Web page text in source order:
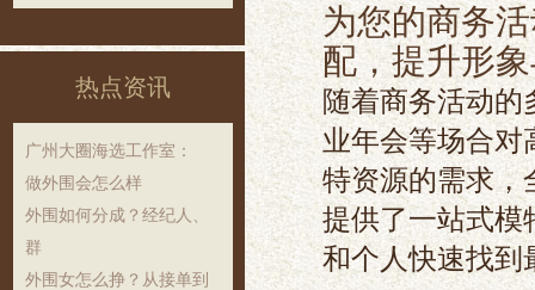
热点资讯
‌广州大圈海选工作室‌：
做外围会怎么样
外围如何分成？经纪人、
群
外围女怎么挣？从接单到
为您的商务
配，提升形
随着商务活动
业年会等场合对
特资源的需求，
提供了一站式模
和个人快速找到